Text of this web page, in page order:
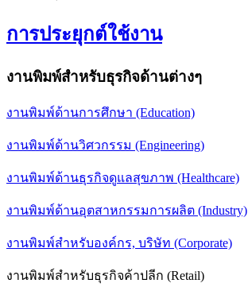
การประยุกต์ใช้งาน
งานพิมพ์สำหรับธุรกิจด้านต่างๆ
งานพิมพ์ด้านการศึกษา (Education)
งานพิมพ์ด้านวิศวกรรม (Engineering)
งานพิมพ์ด้านธุรกิจดูแลสุขภาพ (Healthcare)
งานพิมพ์ด้านอุตสาหกรรมการผลิต (Industry)
งานพิมพ์สำหรับองค์กร, บริษัท (Corporate)
งานพิมพ์สำหรับธุรกิจค้าปลีก (Retail)